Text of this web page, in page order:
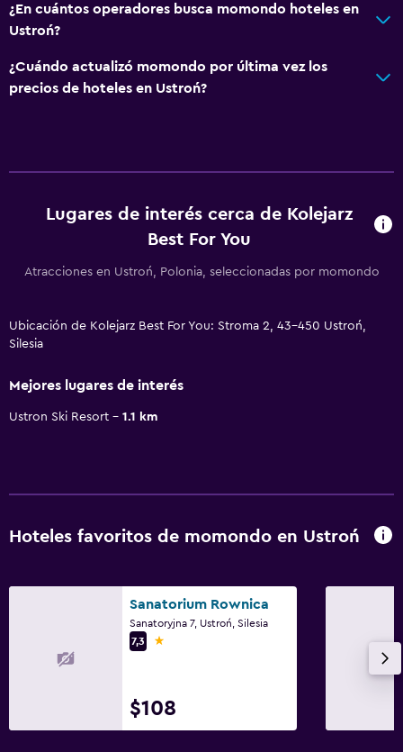
¿En cuántos operadores busca momondo hoteles en
Ustroń?
¿Cuándo actualizó momondo por última vez los
precios de hoteles en Ustroń?
Lugares de interés cerca de Kolejarz
Best For You
Atracciones en Ustroń, Polonia, seleccionadas por momondo
Ubicación de Kolejarz Best For You: Stroma 2, 43-450 Ustroń,
Silesia
Mejores lugares de interés
Ustron Ski Resort 1.1 km
Hoteles favoritos de momondo en Ustroń
Sanatorium Rownica
Sanatoryjna 7, Ustroń, Silesia
7,3
1 estrella
$108